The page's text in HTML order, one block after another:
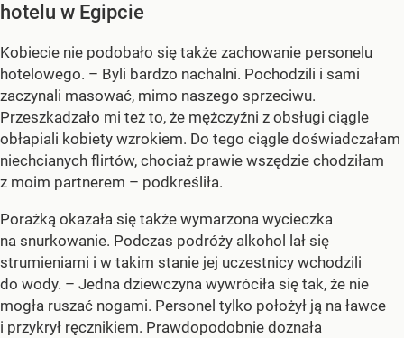
hotelu w Egipcie
Kobiecie nie podobało się także zachowanie personelu
hotelowego. – Byli bardzo nachalni. Pochodzili i sami
zaczynali masować, mimo naszego sprzeciwu.
Przeszkadzało mi też to, że mężczyźni z obsługi ciągle
obłapiali kobiety wzrokiem. Do tego ciągle doświadczałam
niechcianych flirtów, chociaż prawie wszędzie chodziłam
z moim partnerem – podkreśliła.
Porażką okazała się także wymarzona wycieczka
na snurkowanie. Podczas podróży alkohol lał się
strumieniami i w takim stanie jej uczestnicy wchodzili
do wody. – Jedna dziewczyna wywróciła się tak, że nie
mogła ruszać nogami. Personel tylko położył ją na ławce
i przykrył ręcznikiem. Prawdopodobnie doznała